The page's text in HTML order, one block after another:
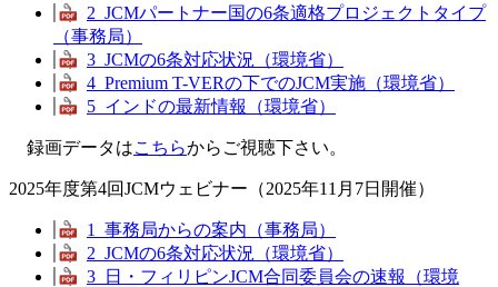
2_JCMパートナー国の6条適格プロジェクトタイプ
（事務局）
3_JCMの6条対応状況（環境省）
4_Premium T-VERの下でのJCM実施（環境省）
5_インドの最新情報（環境省）
録画データはこちらからご視聴下さい。
2025年度第4回JCMウェビナー（2025年11月7日開催）
1_事務局からの案内（事務局）
2_JCMの6条対応状況（環境省）
3_日・フィリピンJCM合同委員会の速報（環境